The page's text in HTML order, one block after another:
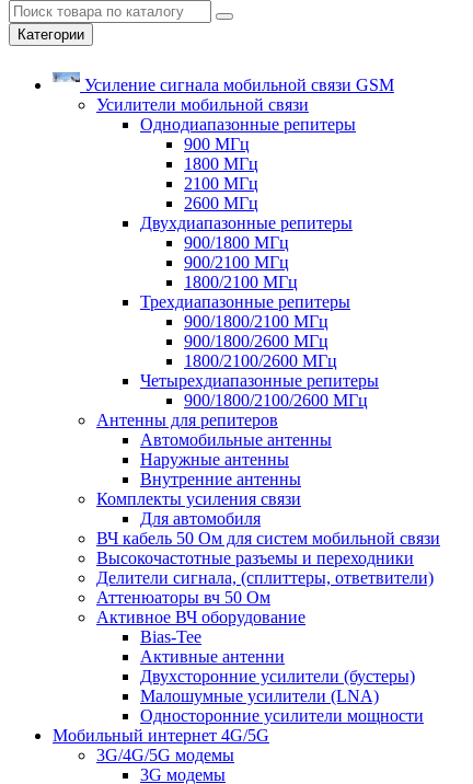
Категории
Усиление сигнала мобильной связи GSM
Усилители мобильной связи
Однодиапазонные репитеры
900 МГц
1800 МГц
2100 МГц
2600 МГц
Двухдиапазонные репитеры
900/1800 МГц
900/2100 МГц
1800/2100 МГц
Трехдиапазонные репитеры
900/1800/2100 МГц
900/1800/2600 МГц
1800/2100/2600 МГц
Четырехдиапазонные репитеры
900/1800/2100/2600 МГц
Антенны для репитеров
Автомобильные антенны
Наружные антенны
Внутренние антенны
Комплекты усиления связи
Для автомобиля
ВЧ кабель 50 Ом для систем мобильной связи
Высокочастотные разъемы и переходники
Делители сигнала, (сплиттеры, ответвители)
Аттенюаторы вч 50 Ом
Активное ВЧ оборудование
Bias-Tee
Активные антенни
Двухсторонние усилители (бустеры)
Малошумные усилители (LNA)
Односторонние усилители мощности
Мобильный интернет 4G/5G
3G/4G/5G модемы
3G модемы